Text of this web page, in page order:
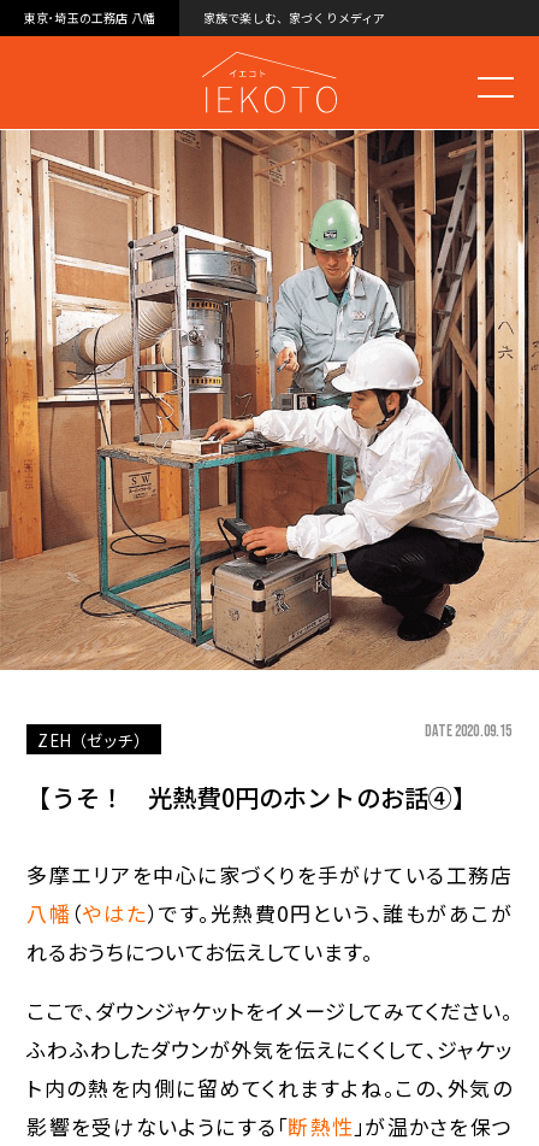
東京･埼玉の工務店 八幡 家族で楽しむ、家づくりメディア
ZEH（ゼッチ） DATE 2020.09.15
【うそ！ 光熱費0円のホントのお話④】
多摩エリアを中心に家づくりを手がけている工務店
八幡（やはた）です。光熱費0円という、誰もがあこが
れるおうちについてお伝えしています。
ここで、ダウンジャケットをイメージしてみてください。
ふわふわしたダウンが外気を伝えにくくして、ジャケッ
ト内の熱を内側に留めてくれますよね。この、外気の
影響を受けないようにする「断熱性」が温かさを保つ